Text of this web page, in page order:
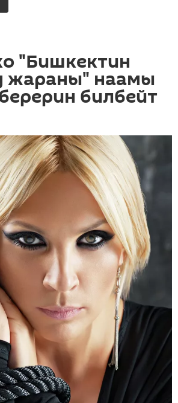
"Бишкектин
жараны" наамы
билбейт